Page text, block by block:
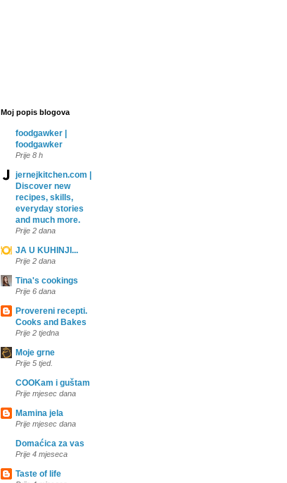
Moj popis blogova
foodgawker |
foodgawker
Prije 8 h
jernejkitchen.com |
Discover new
recipes, skills,
everyday stories
and much more.
Prije 2 dana
JA U KUHINJI...
Prije 2 dana
Tina's cookings
Prije 6 dana
Provereni recepti.
Cooks and Bakes
Prije 2 tjedna
Moje grne
Prije 5 tjed.
COOKam i guštam
Prije mjesec dana
Mamina jela
Prije mjesec dana
Domaćica za vas
Prije 4 mjeseca
Taste of life